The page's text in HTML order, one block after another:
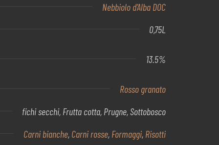
Nebbiolo d’Alba DOC
0,75L
13.5%
Rosso granato
fichi secchi, Frutta cotta, Prugne, Sottobosco
Carni bianche, Carni rosse, Formaggi, Risotti